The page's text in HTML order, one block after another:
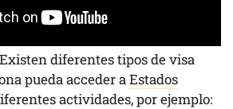
diferentes tipos de visa
pueda acceder a Estados
actividades, por ejemplo: